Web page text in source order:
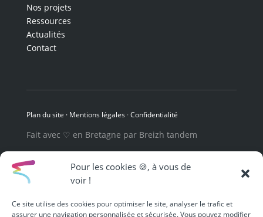
Pour les cookies 🍪, à vous de
voir !
Ce site utilise des cookies pour optimiser le site, analyser le trafic et
assurer une navigation personnalisée et sécurisée. Vous pouvez modifier
Nos projets
Ressources
Actualités
Contact
Plan du site · Mentions légales · Confidentialité
Fait avec ♡ en Bretagne par Breizh tandem